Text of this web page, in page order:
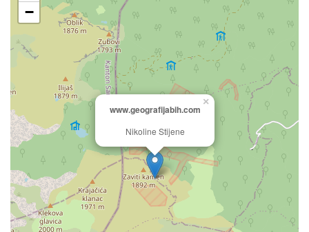
www.geografijabih.com
Nikoline Stijene
×
−